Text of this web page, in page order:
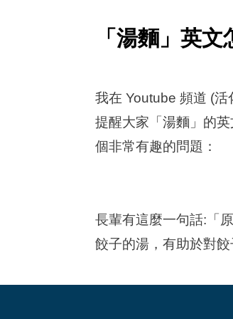
「湯麵」英文
我在 Youtube 頻道 (
提醒大家「湯麵」的
個非常有趣的問題：
長輩有這麼一句話:「
餃子的湯，有助於對